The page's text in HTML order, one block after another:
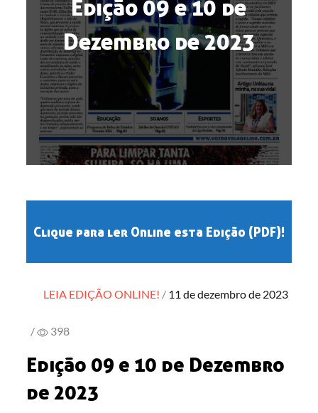
Edição 09 e 10 de
Dezembro de 2023
Clique para ler Online esta Edição (PDF)!
LEIA EDIÇÃO ONLINE! Posted
11 de dezembro de 2023
/ 398
Edição 09 e 10 de Dezembro
de 2023